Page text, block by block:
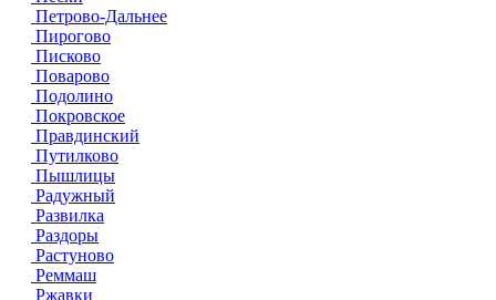
Петрово-Дальнее
Пирогово
Писково
Поварово
Подолино
Покровское
Правдинский
Путилково
Пышлицы
Радужный
Развилка
Раздоры
Растуново
Реммаш
Ржавки